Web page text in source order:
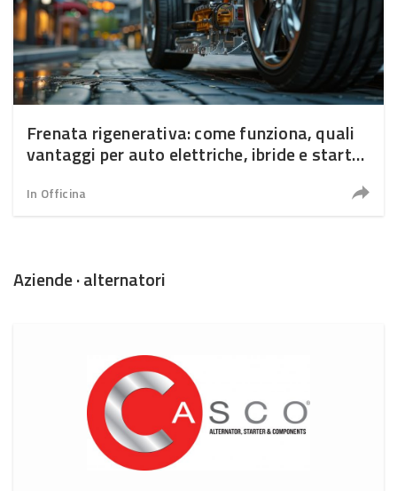
Frenata rigenerativa: come funziona, quali
vantaggi per auto elettriche, ibride e start-
In Officina
Aziende · alternatori